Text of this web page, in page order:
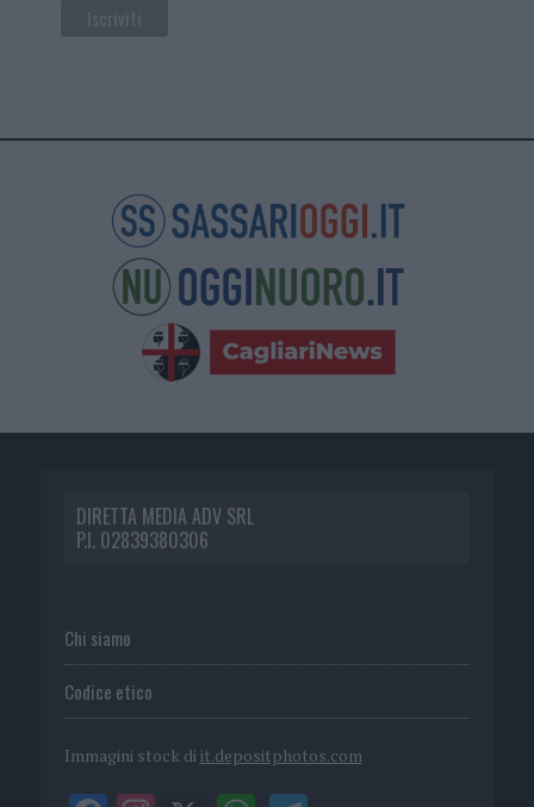
DIRETTA MEDIA ADV SRL
P.I. 02839380306
Chi siamo
Codice etico
Immagini stock di it.depositphotos.com